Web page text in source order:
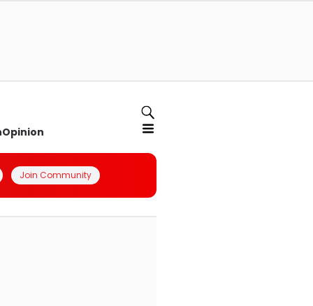
Opinion
Join Community